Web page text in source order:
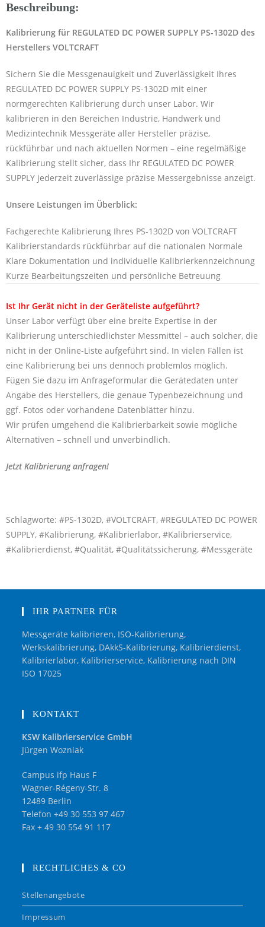
Beschreibung:
Kalibrierung für REGULATED DC POWER SUPPLY PS-1302D des
Herstellers VOLTCRAFT
Sichern Sie die Messgenauigkeit und Zuverlässigkeit Ihres
REGULATED DC POWER SUPPLY PS-1302D mit einer
normgerechten Kalibrierung durch unser Labor. Wir
kalibrieren in den Bereichen Industrie, Handwerk und
Medizintechnik Messgeräte aller Hersteller präzise,
rückführbar und nach aktuellen Normen – eine regelmäßige
Kalibrierung stellt sicher, dass Ihr REGULATED DC POWER
SUPPLY jederzeit zuverlässige präzise Messergebnisse anzeigt.
Unsere Leistungen im Überblick:
Fachgerechte Kalibrierung Ihres PS-1302D von VOLTCRAFT
Kalibrierstandards rückführbar auf die nationalen Normale
Klare Dokumentation und individuelle Kalibrierkennzeichnung
Kurze Bearbeitungszeiten und persönliche Betreuung
Ist Ihr Gerät nicht in der Geräteliste aufgeführt?
Unser Labor verfügt über eine breite Expertise in der
Kalibrierung unterschiedlichster Messmittel – auch solcher, die
nicht in der Online-Liste aufgeführt sind. In vielen Fällen ist
eine Kalibrierung bei uns dennoch problemlos möglich.
Fügen Sie dazu im Anfrageformular die Gerätedaten unter
Angabe des Herstellers, die genaue Typenbezeichnung und
ggf. Fotos oder vorhandene Datenblätter hinzu.
Wir prüfen umgehend die Kalibrierbarkeit sowie mögliche
Alternativen – schnell und unverbindlich.
Jetzt Kalibrierung anfragen!
Schlagworte: #PS-1302D, #VOLTCRAFT, #REGULATED DC POWER
SUPPLY, #Kalibrierung, #Kalibrierlabor, #Kalibrierservice,
#Kalibrierdienst, #Qualität, #Qualitätssicherung, #Messgeräte
IHR PARTNER FÜR
Messgeräte kalibrieren, ISO-Kalibrierung,
Werkskalibrierung, DAkkS-Kalibrierung, Kalibrierdienst,
Kalibrierlabor, Kalibrierservice, Kalibrierung nach DIN
ISO 17025
KONTAKT
KSW Kalibrierservice GmbH
Jürgen Wozniak
Campus ifp Haus F
Wagner-Régeny-Str. 8
12489 Berlin
Telefon +49 30 553 97 467
Fax + 49 30 554 91 117
RECHTLICHES & CO
Stellenangebote
Impressum